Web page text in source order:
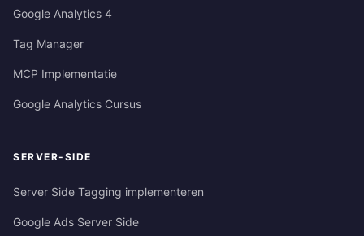
Google Analytics 4
Tag Manager
MCP Implementatie
Google Analytics Cursus
SERVER-SIDE
Server Side Tagging implementeren
Google Ads Server Side